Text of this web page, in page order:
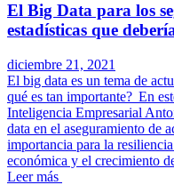
El Big Data para los
estadísticas que
diciembre 21, 2021
El big data es un tema de
qué es tan importante? En
Inteligencia Empresarial
data en el aseguramiento de
importancia para la
económica y el crecimiento
Leer más